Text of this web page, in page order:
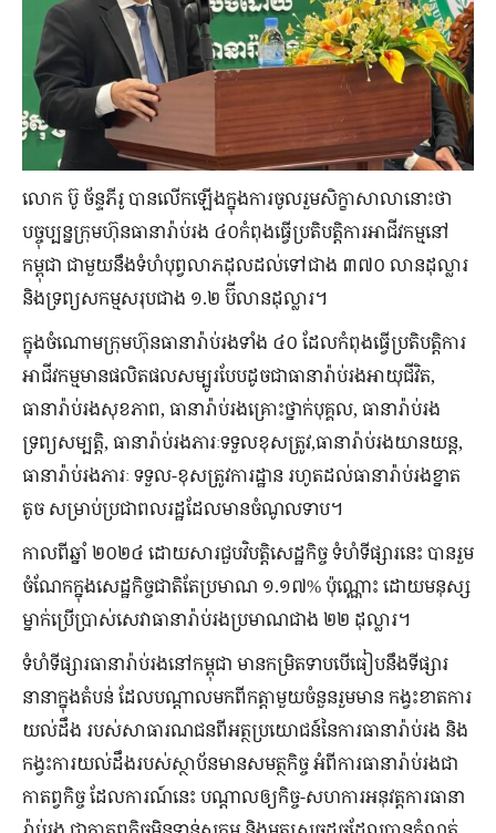
លោក ប៊ូ ច័ន្ទភីរូ បាន​លើក​ឡើង​ក្នុង​ការ​ចូលរួម​សិក្ខា​សាលា​នោះ​ថា
បច្ចុប្បន្ន​​ក្រុម​ហ៊ុន​ធានា​រ៉ាប់រង ៤០កំពុងធ្វើប្រតិបត្តិការអាជីវកម្មនៅ
កម្ពុជា ជាមួយនឹងទំហំបុព្វលាភដុលដល់​ទៅ​ជាង ៣៧០ លានដុល្លារ
និង​ទ្រព្យ​សកម្ម​សរុប​ជាង ១.២ ប៊ីលាន​ដុល្លារ។
ក្នុង​ចំណោម​ក្រុមហ៊ុន​ធានា​រ៉ាប់រង​ទាំង ៤០ ដែល​កំពុង​ធ្វើ​ប្រតិបត្តិការ​
អាជីវកម្ម​មាន​ផលិតផល​សម្បូរ​បែបដូចជាធានារ៉ាប់រងអាយុជីវិត,
ធានា​រ៉ាប់រង​សុខភាព, ធានា​រ៉ាប់រង​គ្រោះថ្នាក់​បុគ្គល, ធានា​រ៉ាប់រង​
ទ្រព្យសម្បត្តិ, ធានា​រ៉ាប់រង​ភារៈ​ទទួលខុស​ត្រូវ,ធានារ៉ាប់រងយានយន្ត,
ធានារ៉ាប់រងភារៈ ទទួល-ខុសត្រូវការដ្ឋាន រហូត​ដល់​ធានា​រ៉ាប់រង​ខ្នាត​
តូច សម្រាប់​ប្រជាពលរដ្ឋ​ដែល​មាន​ចំណូល​ទាប។
កាលពី​ឆ្នាំ ២០២៤ ដោយសារ​ជួប​វិបត្តិ​សេដ្ឋកិច្ច​ ទំហំទីផ្សារនេះ បាន​រួម​
ចំណែក​ក្នុង​សេដ្ឋកិច្ច​ជាតិ​តែ​ប្រមាណ ១.១៧% ប៉ុណ្ណោះ ដោយមនុស្ស
ម្នាក់ប្រើប្រាស់សេវាធានារ៉ាប់រងប្រមាណជាង ២២ ដុល្លារ។
ទំហំទីផ្សារធានារ៉ាប់រងនៅកម្ពុជា មានកម្រិតទាបបើធៀបនឹងទីផ្សារ
នានាក្នុងតំបន់ ​ដែលបណ្តាលមក​ពី​កត្តា​មួយ​ចំនួនរួមមាន​ កង្វះខាតការ
យល់ដឹង របស់សាធារណជន​ពី​អត្ថប្រយោជន៍​នៃ​ការ​ធានា​រ៉ាប់រង និង​
កង្វះ​ការ​យល់ដឹង​របស់​ស្ថាប័ន​មាន​សមត្ថកិច្ច អំពី​ការ​ធានា​រ៉ាប់រង​ជា​
កាតព្វកិច្ច ដែល​ការណ៍​នេះ បណ្តាល​ឲ្យ​កិច្ច-សហការអនុវត្តការធានា